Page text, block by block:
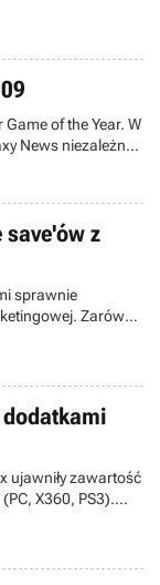
produkcji
Street
of the Year. W
News niezależne
w 2009 roku i
z
sprawnie
Zarówno
kolejnymi
słynnego
ujawniły zawartość
X360, PS3).
zakupią nowe